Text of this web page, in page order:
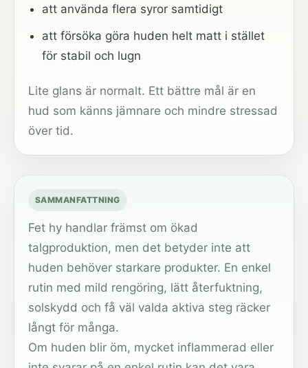
att använda flera syror samtidigt
att försöka göra huden helt matt i stället
för stabil och lugn
Lite glans är normalt. Ett bättre mål är en
hud som känns jämnare och mindre stressad
över tid.
SAMMANFATTNING
Fet hy handlar främst om ökad
talgproduktion, men det betyder inte att
huden behöver starkare produkter. En enkel
rutin med mild rengöring, lätt återfuktning,
solskydd och få väl valda aktiva steg räcker
långt för många.
Om huden blir öm, mycket inflammerad eller